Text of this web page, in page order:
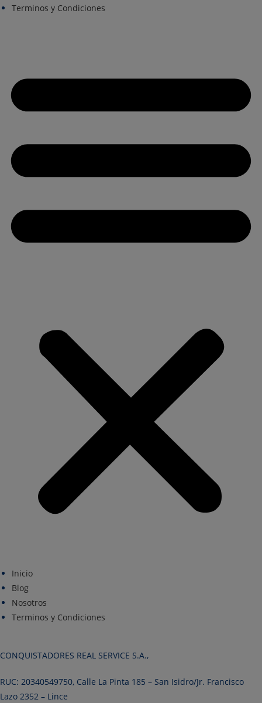
Terminos y Condiciones
Inicio
Blog
Nosotros
Terminos y Condiciones
CONQUISTADORES REAL SERVICE S.A.,
RUC: 20340549750, Calle La Pinta 185 – San Isidro/Jr. Francisco
Lazo 2352 – Lince